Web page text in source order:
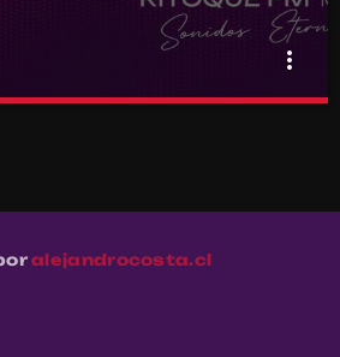
more_vert
alejandrocosta.cl